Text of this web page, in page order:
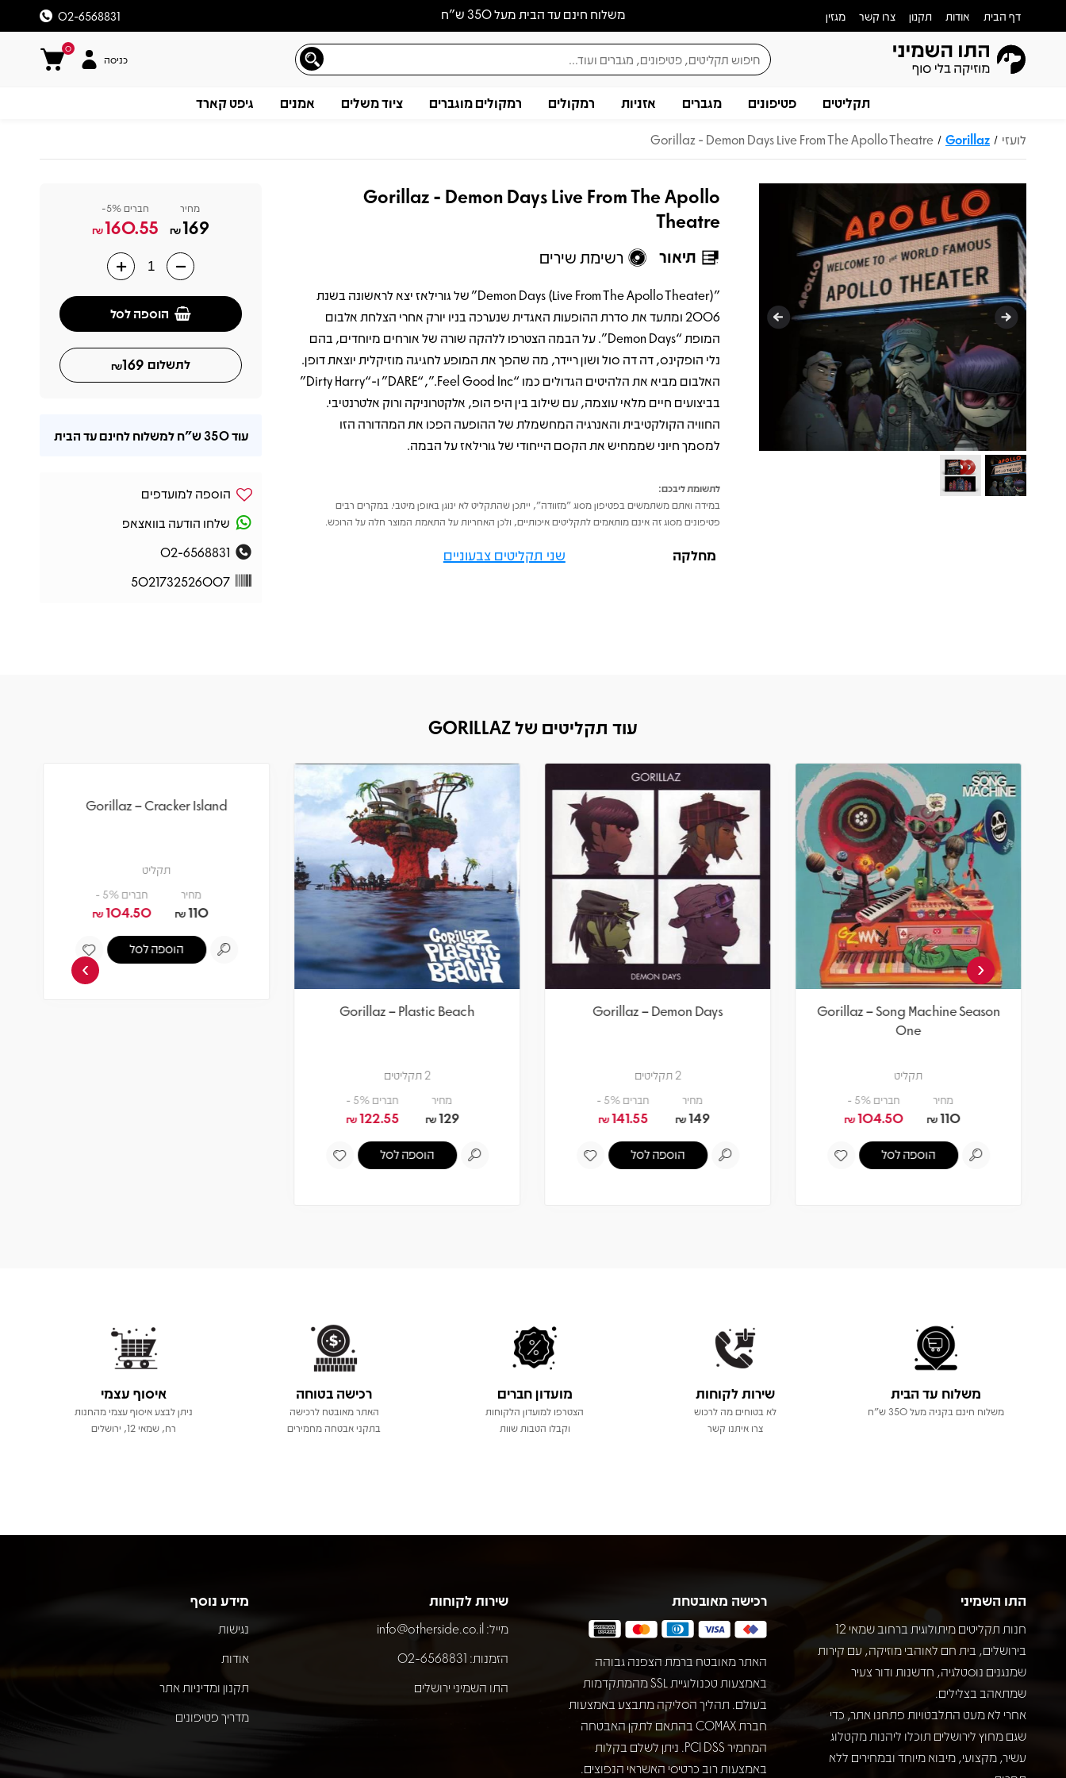
משלוח חינם עד הבית מעל 350 ש״ח דף הבית אודות תקנון צרו קשר מגזין 02-6568831
0
כניסה
תקליטים פטיפונים מגברים אזניות רמקולים רמקולים מוגברים ציוד משלים אמנים גיפט קארד
לועזי /
Gorillaz
/
Gorillaz - Demon Days Live From The Apollo Theatre
Gorillaz - Demon Days Live From The Apollo
Theatre
תיאור רשימת שירים
תיאור
"Demon Days (Live From The Apollo Theater)" של גורילאז יצא לראשונה בשנת
2006 ומתעד את סדרת ההופעות האגדית שנערכה בניו יורק אחרי הצלחת אלבום
המופת “Demon Days”. על הבמה הצטרפו ללהקה שורה של אורחים מיוחדים, בהם
נלי הופקינס, דה דה סול ושון ריידר, מה שהפך את המופע לחגיגה מוזיקלית יוצאת דופן.
האלבום מביא את הלהיטים הגדולים כמו “Feel Good Inc.”, ‏“DARE” ו-“Dirty Harry”
בביצועים חיים מלאי עוצמה, עם שילוב בין היפ הופ, אלקטרוניקה ורוק אלטרנטיבי.
החוויה הקולקטיבית והאנרגיה המחשמלת של ההופעה הפכו את המהדורה הזו
למסמך חיוני שממחיש את הקסם הייחודי של גורילאז על הבמה.
לתשומת ליבכם:
במידה ואתם משתמשים בפטיפון מסוג "מזוודה", ייתכן שהתקליט לא ינוגן באופן מיטבי. במקרים רבים
פטיפונים מסוג זה אינם מותאמים לתקליטים איכותיים, ולכן האחריות על התאמת המוצר חלה על הרוכש.
מחלקה שני תקליטים צבעוניים
מחיר
169
₪
חברים 5%-
160.55
₪
הוספה לסל
לתשלום 169
₪
עוד350 ש"ח למשלוח לחינם עד הבית
הוספה למועדפים
שלחו הודעה בוואצאפ
02-6568831
5021732526007
עוד תקליטים של GORILLAZ
Gorillaz – Song Machine Season
One
תקליט
מחיר
110
₪
חברים 5% -
104.50
₪
הוספה לסל
Gorillaz – Demon Days
2 תקליטים
מחיר
149
₪
חברים 5% -
141.55
₪
הוספה לסל
Gorillaz – Plastic Beach
2 תקליטים
מחיר
129
₪
חברים 5% -
122.55
₪
הוספה לסל
‹
›
משלוח עד הבית
משלוח חינם בקניה מעל 350 ש"ח
שירות לקוחות
לא בטוחים מה לרכוש
צרו איתנו קשר
מועדון חברים
הצטרפו למועדון הלקוחות
וקבלו הטבות שוות
רכישה בטוחה
האתר מאובטח לרכישה
בתקני אבטחה מחמירים
איסוף עצמי
ניתן לבצע איסוף עצמי מהחנות
רח, שמאי 12, ירושלים
התו השמיני
חנות תקליטים מיתולוגית ברחוב שמאי 12
בירושלים, בית חם לאוהבי מוזיקה, עם קירות
שמנגנים נוסטלגיה, חדשנות ודור צעיר
שמתאהב בצלילים.
אחרי לא מעט התלבטויות פתחנו אתר, כדי
שגם מחוץ לירושלים תוכלו ליהנות מקטלוג
עשיר, מקצועי, מיבוא מיוחד ובמחירים ללא
רכישה מאובטחת
האתר מאובטח ברמת הצפנה גבוהה
באמצעות טכנולוגיית SSL מהמתקדמות
בעולם. תהליך הסליקה מתבצע באמצעות
חברת COMAX בהתאם לתקן האבטחה
המחמיר PCI DSS. ניתן לשלם בקלות
באמצעות רוב כרטיסי האשראי הנפוצים.
שירות לקוחות
מייל: info@otherside.co.il
הזמנות: 02-6568831
התו השמיני ירושלים
מידע נוסף
נגישות
אודות
תקנון ומדיניות אתר
מדריך פטיפונים